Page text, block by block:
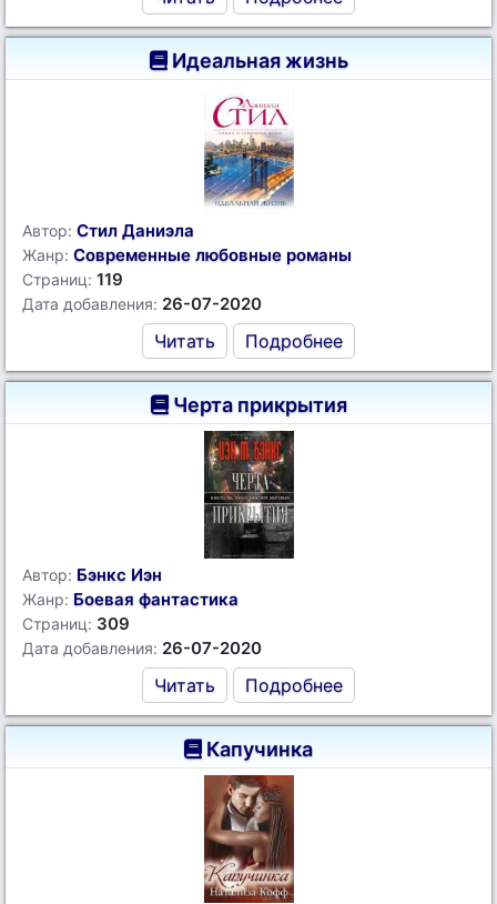
Идеальная жизнь
Автор: Стил Даниэла
Жанр: Современные любовные романы
Страниц: 119
Дата добавления: 26-07-2020
Читать Подробнее
Черта прикрытия
Автор: Бэнкс Иэн
Жанр: Боевая фантастика
Страниц: 309
Дата добавления: 26-07-2020
Читать Подробнее
Капучинка